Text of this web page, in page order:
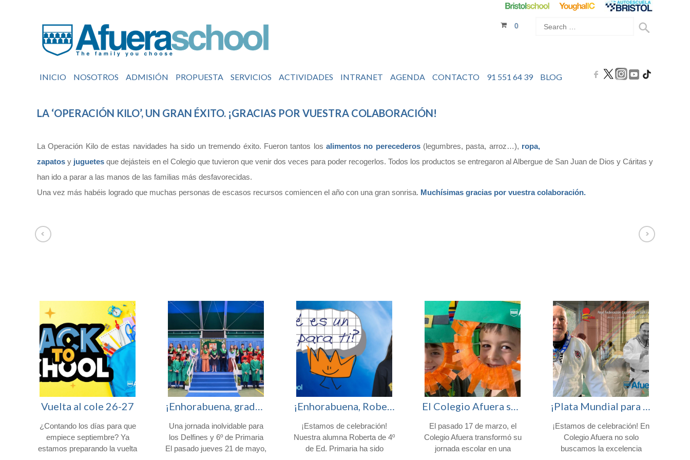
0
INICIO NOSOTROS ADMISIÓN PROPUESTA SERVICIOS ACTIVIDADES INTRANET AGENDA CONTACTO 91 551 64 39 BLOG
LA ‘OPERACIÓN KILO’, UN GRAN ÉXITO. ¡GRACIAS POR VUESTRA COLABORACIÓN!
La Operación Kilo de estas navidades ha sido un tremendo éxito. Fueron tantos los alimentos no perecederos(legumbres, pasta, arroz…), ropa,
zapatos y juguetes que dejásteis en el Colegio que tuvieron que venir dos veces para poder recogerlos. Todos los productos se entregaron al Albergue de San Juan de Dios y Cáritas y
han ido a parar a las manos de las familias más desfavorecidas.
Una vez más habéis logrado que muchas personas de escasos recursos comiencen el año con una gran sonrisa. Muchísimas gracias por vuestra colaboración.
Vuelta al cole 26-27
¿Contando los días para que
empiece septiembre? Ya
estamos preparando la vuelta
¡Enhorabuena, graduados!
Una jornada inolvidable para
los Delfines y 6º de Primaria
El pasado jueves 21 de mayo,
¡Enhorabuena, Roberta! Finalista en el certamen nacional «¿Qué es un Rey para ti?»
¡Estamos de celebración!
Nuestra alumna Roberta de 4º
de Ed. Primaria ha sido
El Colegio Afuera se viste de verde para celebrar San Patricio
El pasado 17 de marzo, el
Colegio Afuera transformó su
jornada escolar en una
¡Plata Mundial para nuestro profesor Fran Nicolás!
¡Estamos de celebración! En
Colegio Afuera no solo
buscamos la excelencia